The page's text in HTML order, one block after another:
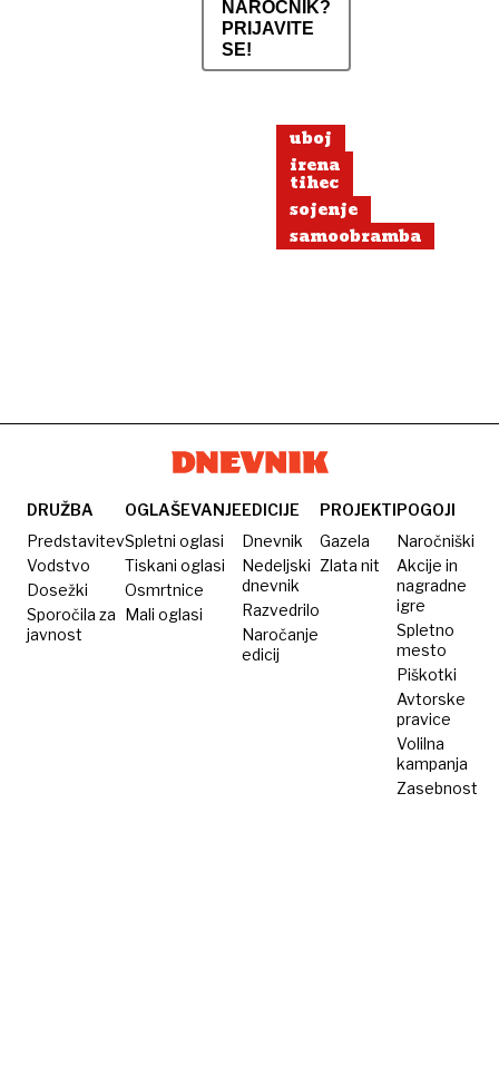
NAROČNIK?
PRIJAVITE
SE!
uboj
irena
tihec
sojenje
samoobramba
DRUŽBA
Predstavitev
Vodstvo
Dosežki
Sporočila za
javnost
OGLAŠEVANJE
Spletni oglasi
Tiskani oglasi
Osmrtnice
Mali oglasi
EDICIJE
Dnevnik
Nedeljski
dnevnik
Razvedrilo
Naročanje
edicij
PROJEKTI
Gazela
Zlata nit
POGOJI
Naročniški
Akcije in
nagradne
igre
Spletno
mesto
Piškotki
Avtorske
pravice
Volilna
kampanja
Zasebnost